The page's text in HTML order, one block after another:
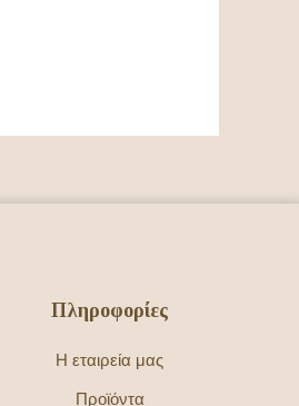
Πληροφορίες
Η εταιρεία μας
Προϊόντα